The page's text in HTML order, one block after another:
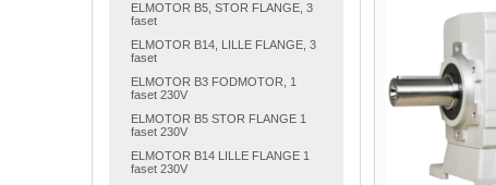
ELMOTOR B5, STOR FLANGE, 3
faset
ELMOTOR B14, LILLE FLANGE, 3
faset
ELMOTOR B3 FODMOTOR, 1
faset 230V
ELMOTOR B5 STOR FLANGE 1
faset 230V
ELMOTOR B14 LILLE FLANGE 1
faset 230V